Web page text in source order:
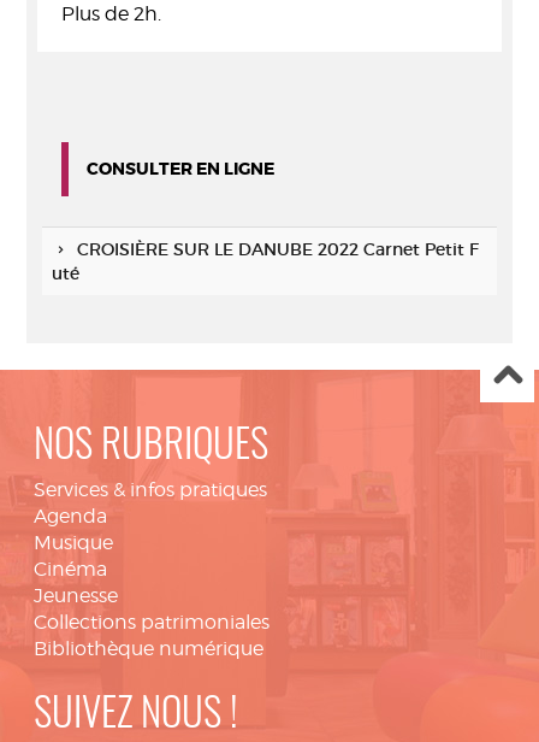
Plus de 2h.
CONSULTER EN LIGNE
CROISIÈRE SUR LE DANUBE 2022 Carnet Petit F
uté
NOS RUBRIQUES
Services & infos pratiques
Agenda
Musique
Cinéma
Jeunesse
Collections patrimoniales
Bibliothèque numérique
SUIVEZ NOUS !